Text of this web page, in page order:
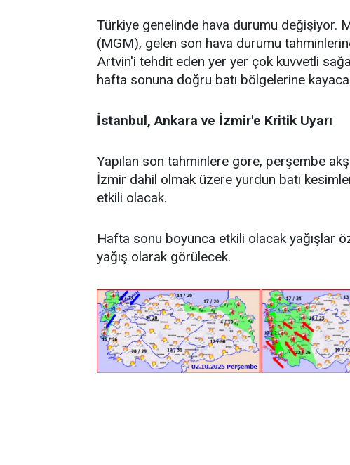
Türkiye genelinde hava durumu değişiyor.
(MGM), gelen son hava durumu
Artvin'i tehdit eden yer yer çok kuvvetli
hafta sonuna doğru batı bölgelerine
İstanbul, Ankara ve İzmir'e Kritik Uyarı
Yapılan son tahminlere göre, perşembe
İzmir dahil olmak üzere yurdun batı
etkili olacak.
Hafta sonu boyunca etkili olacak yağışlar
yağış olarak görülecek.